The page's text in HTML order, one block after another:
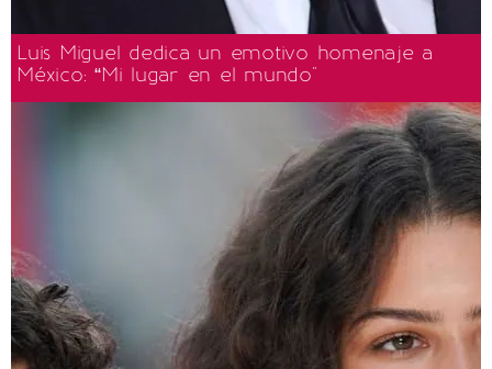
Luis Miguel dedica un emotivo homenaje a
México: “Mi lugar en el mundo"